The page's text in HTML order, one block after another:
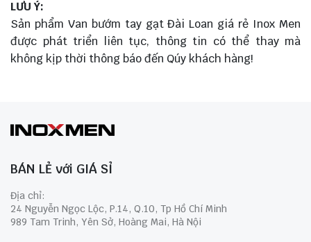
LƯU Ý:
Sản phẩm Van bướm tay gạt Đài Loan giá rẻ Inox Men
được phát triển liên tục, thông tin có thể thay mà
không kịp thời thông báo đến Qúy khách hàng!
BÁN LẺ với GIÁ SỈ
Địa chỉ:
24 Nguyễn Ngọc Lộc, P.14, Q.10, Tp Hồ Chí Minh
989 Tam Trinh, Yên Sở, Hoàng Mai, Hà Nội